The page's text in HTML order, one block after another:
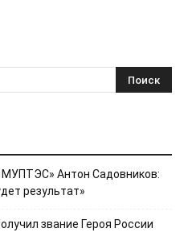
МУПТЭС» Антон Садовников:
результат»
звание Героя России